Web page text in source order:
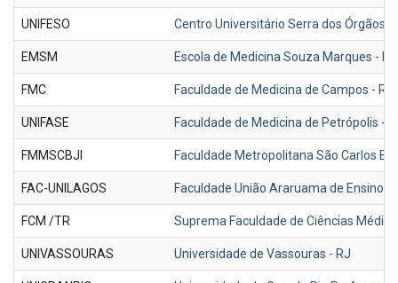
UNIFESO Centro Universitário Serra dos Órgãos -
EMSM Escola de Medicina Souza Marques -
FMC Faculdade de Medicina de Campos - RJ
UNIFASE Faculdade de Medicina de Petrópolis -
FMMSCBJI Faculdade Metropolitana São Carlos
FAC-UNILAGOS Faculdade União Araruama de Ensino
FCM /TR Suprema Faculdade de Ciências
UNIVASSOURAS Universidade de Vassouras - RJ